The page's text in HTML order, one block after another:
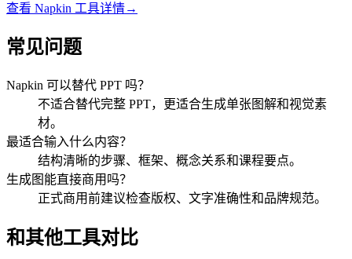
查看 Napkin 工具详情→
常见问题
Napkin 可以替代 PPT 吗？
不适合替代完整 PPT，更适合生成单张图解和视觉素
材。
最适合输入什么内容？
结构清晰的步骤、框架、概念关系和课程要点。
生成图能直接商用吗？
正式商用前建议检查版权、文字准确性和品牌规范。
和其他工具对比